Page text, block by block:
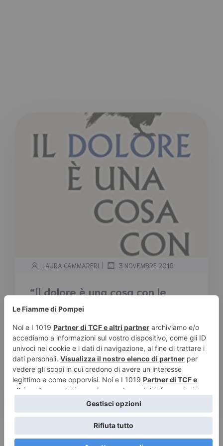
LAURA CAMMARERI | 3 NOVEMBRE 2016
“Il dolore è una cosa con le
piume” di Max Porter –
Segnalazione
Tempo stimato di lettura:< 1 minuto
Trama: Una sofferenza indicibile che travolge
e stordisce. Un uomo, studioso di Ted Hughes,
è rimasto […]
Leggi tutto